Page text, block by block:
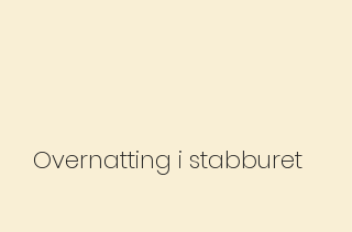
Overnatting i stabburet